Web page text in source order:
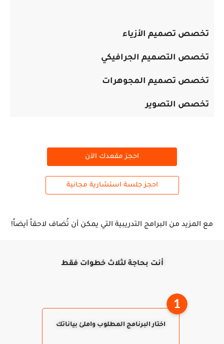
تخصص تصميم الأزياء
تخصص التصميم الجرافيكي
تخصص تصميم المجوهرات
تخصص التصوير
احجز مقعدك الآن
احجز جلسة استشارية مجانية
مع المزيد من البرامج التدريبية التي يمكن أن تُضاف لاحقاً أيضاً!
أنت بحاجة لثلاث خطوات فقط
اختار البرنامج المطلوب واملئ بياناتك